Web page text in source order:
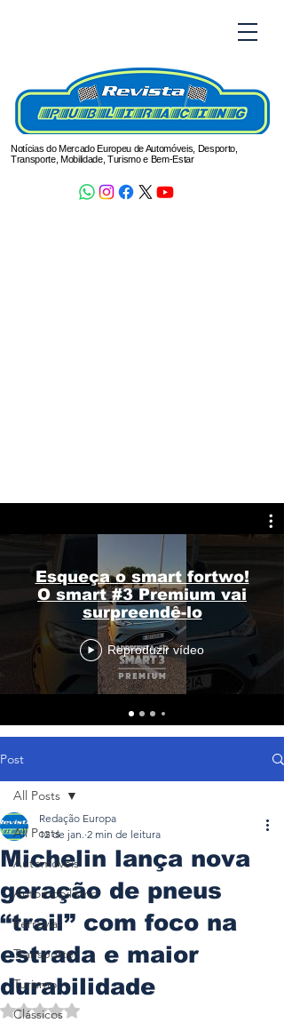
Notícias do Mercado Europeu de Automóveis, Desporto,
Transporte, Mobilidade, Turismo e Bem-Estar
Esqueça o smart fortwo!
O smart #3 Premium vai
surpreendê-lo
Reproduzir vídeo
Post
All Posts
Automóveis
Automobilismo
Ferrovia
Transporte
Turismo
Clássicos
All Posts
Michelin lança nova
geração de pneus
“trail” com foco na
estrada e maior
durabilidade
Redação Europa
12 de jan. 2 min de leitura
Avaliado com NaN de 5 estrelas.